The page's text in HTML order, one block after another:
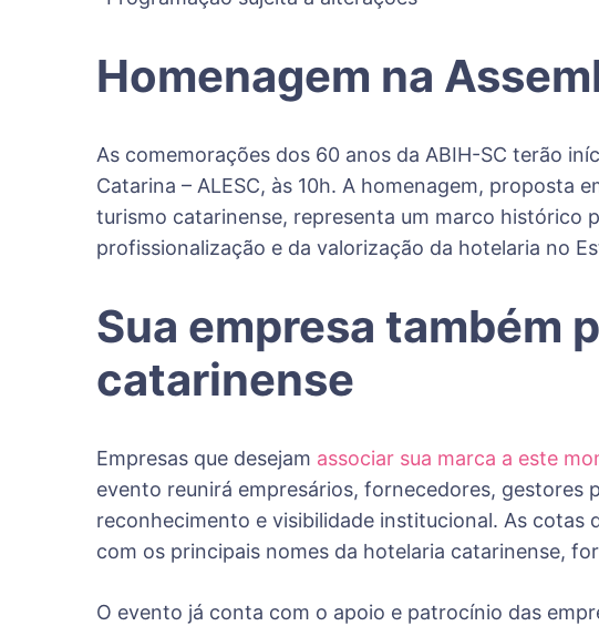
Homenagem na
As comemorações dos 60 anos da ABIH-SC terão
Catarina – ALESC, às 10h. A homenagem,
turismo catarinense, representa um marco histórico
profissionalização e da valorização da hotelaria no
Sua empresa também
catarinense
Empresas que desejam associar sua marca a este
evento reunirá empresários, fornecedores,
reconhecimento e visibilidade institucional. As
com os principais nomes da hotelaria catarinense,
O evento já conta com o apoio e patrocínio das